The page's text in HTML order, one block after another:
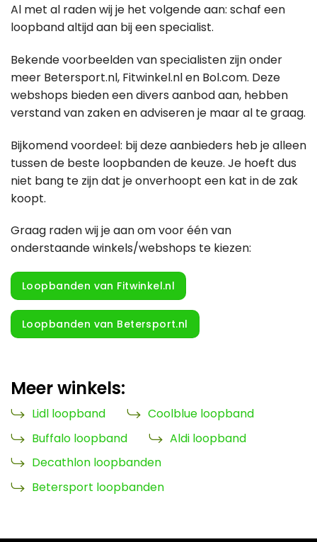
Al met al raden wij je het volgende aan: schaf een
loopband altijd aan bij een specialist.
Bekende voorbeelden van specialisten zijn onder
meer Betersport.nl, Fitwinkel.nl en Bol.com. Deze
webshops bieden een divers aanbod aan, hebben
verstand van zaken en adviseren je maar al te graag.
Bijkomend voordeel: bij deze aanbieders heb je alleen
tussen de beste loopbanden de keuze. Je hoeft dus
niet bang te zijn dat je onverhoopt een kat in de zak
koopt.
Graag raden wij je aan om voor één van
onderstaande winkels/webshops te kiezen:
Loopbanden van Fitwinkel.nl
Loopbanden van Betersport.nl
Meer winkels:
Lidl loopband
Coolblue loopband
Buffalo loopband
Aldi loopband
Decathlon loopbanden
Betersport loopbanden